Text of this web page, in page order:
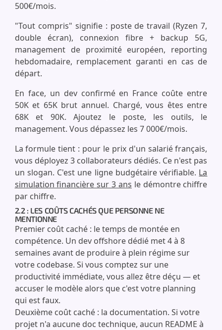
500€/mois.
"Tout compris" signifie : poste de travail (Ryzen 7,
double écran), connexion fibre + backup 5G,
management de proximité européen, reporting
hebdomadaire, remplacement garanti en cas de
départ.
En face, un dev confirmé en France coûte entre
50K et 65K brut annuel. Chargé, vous êtes entre
68K et 90K. Ajoutez le poste, les outils, le
management. Vous dépassez les 7 000€/mois.
La formule tient : pour le prix d'un salarié français,
vous déployez 3 collaborateurs dédiés. Ce n'est pas
un slogan. C'est une ligne budgétaire vérifiable. La
simulation financière sur 3 ans le démontre chiffre
par chiffre.
2.2 : LES COÛTS CACHÉS QUE PERSONNE NE
MENTIONNE
Premier coût caché : le temps de montée en
compétence. Un dev offshore dédié met 4 à 8
semaines avant de produire à plein régime sur
votre codebase. Si vous comptez sur une
productivité immédiate, vous allez être déçu — et
accuser le modèle alors que c'est votre planning
qui est faux.
Deuxième coût caché : la documentation. Si votre
projet n'a aucune doc technique, aucun README à